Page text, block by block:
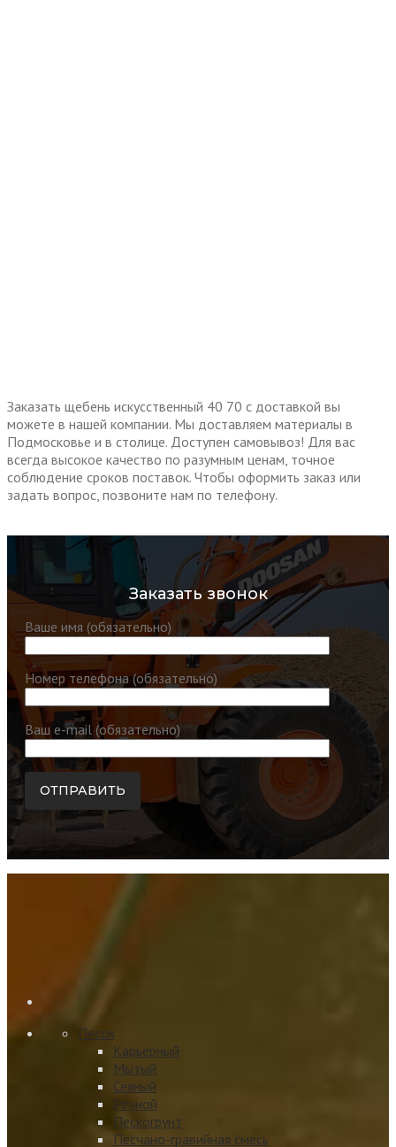
Заказать щебень искусственный 40 70 с доставкой вы
можете в нашей компании. Мы доставляем материалы в
Подмосковье и в столице. Доступен самовывоз! Для вас
всегда высокое качество по разумным ценам, точное
соблюдение сроков поставок. Чтобы оформить заказ или
задать вопрос, позвоните нам по телефону.
Заказать звонок
Ваше имя (обязательно)
Номер телефона (обязательно)
Ваш e-mail (обязательно)
Песок
Карьерный
Мытый
Сеяный
Речной
Пескогрунт
Песчано-гравийная смесь